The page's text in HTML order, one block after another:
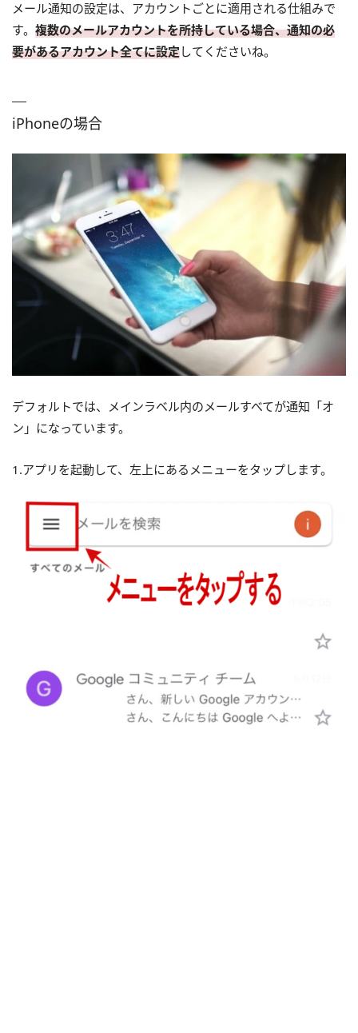
メール通知の設定は、アカウントごとに適用される仕組みで
す。 複数のメールアカウントを所持している場合、通知の必
要があるアカウント全てに設定してくださいね。
iPhoneの場合
デフォルトでは、メインラベル内のメールすべてが通知「オ
ン」になっています。
1.アプリを起動して、左上にあるメニューをタップします。